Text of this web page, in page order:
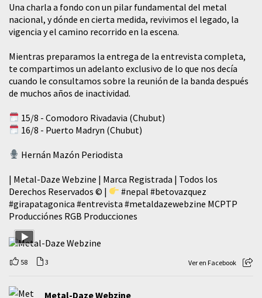
​Una charla a fondo con un pilar fundamental del metal
nacional, y dónde en cierta medida, revivimos el legado, la
vigencia y el camino recorrido en la escena.
Mientras preparamos la entrega de la entrevista completa,
te compartimos un adelanto exclusivo de lo que nos decía
cuando le consultamos sobre la reunión de la banda después
de muchos años de inactividad.
15/8 - Comodoro Rivadavia (Chubut)
16/8 - Puerto Madryn (Chubut)
Hernán Mazón Periodista
| Metal-Daze Webzine | Marca Registrada | Todos los
Derechos Reservados © |
#nepal #betovazquez
#girapatagonica #entrevista #metaldazewebzine MCPTP
Producciónes RGB Producciones
58 3 Ver en Facebook
Metal-Daze Webzine